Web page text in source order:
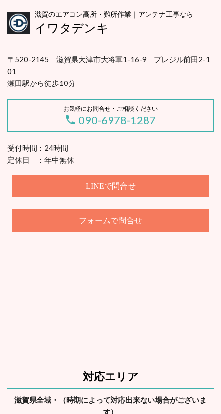
滋賀のエアコン高所・難所作業｜アンテナ工事なら
イワタデンキ
〒520-2145 滋賀県大津市大将軍1-16-9 プレジル前田2-1
01
瀬田駅から徒歩10分
お気軽にお問合せ・ご相談ください
090-6978-1287
受付時間：24時間
定休日 ：年中無休
LINEで問合せ
フォームで問合せ
対応エリア
滋賀県全域・（時期によって対応出来ない場合がございま
す）